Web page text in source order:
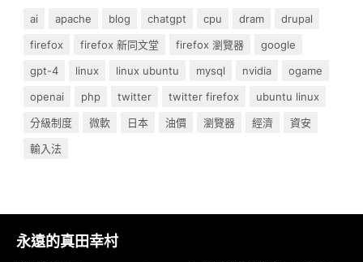
ai apache blog chatgpt cpu dram
drupal
firefox
firefox 新同文堂 firefox 瀏覽器
google
gpt-4
linux linux ubuntu mysql nvidia
ogame
openai
php twitter twitter firefox
ubuntu linux
分級制度
微軟 日本 油價 瀏覽器 經濟
資安
輸入法
永遠的真田幸村